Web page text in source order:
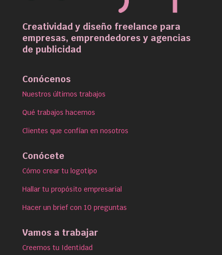
Creatividad y diseño freelance para
empresas, emprendedores y agencias
de publicidad
Conócenos
Nuestros últimos trabajos
Qué trabajos hacemos
Clientes que confían en nosotros
Conócete
Cómo crear tu logotipo
Hallar tu propósito empresarial
Hacer un brief con 10 preguntas
Vamos a trabajar
Creemos tu Identidad